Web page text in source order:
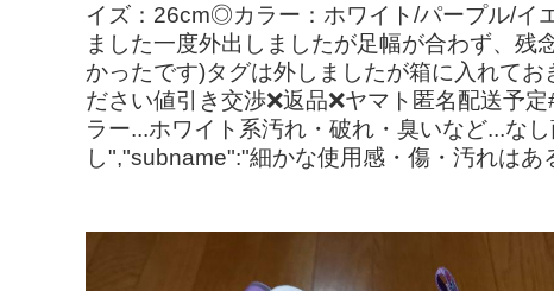
イズ：26cm◎カラー：ホワイト/パープル/イ
ました一度外出しましたが足幅が合わず、
かったです)タグは外しましたが箱に入れて
ださい値引き交渉❌返品❌ヤマト匿名配送予
ラー...ホワイト系汚れ・破れ・臭いなど...な
し","subname":"細かな使用感・傷・汚れは